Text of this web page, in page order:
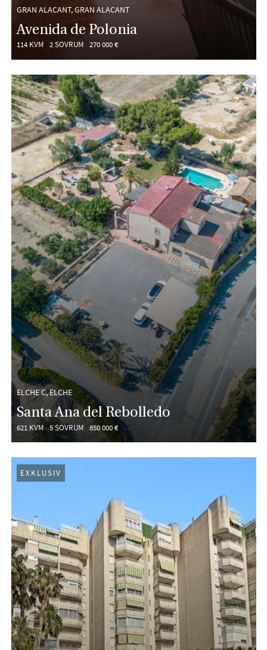
GRAN ALACANT, GRAN ALACANT
Avenida de Polonia
114 KVM 2 SOVRUM 270 000 €
ELCHE C, ELCHE
Santa Ana del Rebolledo
621 KVM 5 SOVRUM 850 000 €
EXKLUSIV